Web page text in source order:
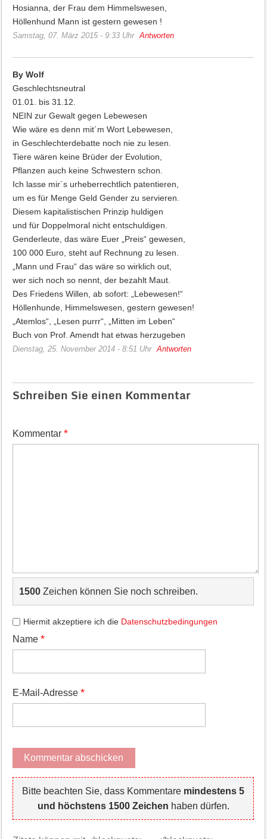
Hosianna, der Frau dem Himmelswesen,
Höllenhund Mann ist gestern gewesen !
Samstag, 07. März 2015 - 9:33 Uhr Antworten
By Wolf
Geschlechtsneutral
01.01. bis 31.12.
NEIN zur Gewalt gegen Lebewesen
Wie wäre es denn mit´m Wort Lebewesen,
in Geschlechterdebatte noch nie zu lesen.
Tiere wären keine Brüder der Evolution,
Pflanzen auch keine Schwestern schon.
Ich lasse mir´s urheberrechtlich patentieren,
um es für Menge Geld Gender zu servieren.
Diesem kapitalistischen Prinzip huldigen
und für Doppelmoral nicht entschuldigen.
Genderleute, das wäre Euer „Preis“ gewesen,
100 000 Euro, steht auf Rechnung zu lesen.
„Mann und Frau“ das wäre so wirklich out,
wer sich noch so nennt, der bezahlt Maut.
Des Friedens Willen, ab sofort: „Lebewesen!“
Höllenhunde, Himmelswesen, gestern gewesen!
„Atemlos“, „Lesen purrr“, „Mitten im Leben“
Buch von Prof. Amendt hat etwas herzugeben
Dienstag, 25. November 2014 - 8:51 Uhr Antworten
Schreiben Sie einen Kommentar
Kommentar *
1500Zeichen können Sie noch schreiben.
Hiermit akzeptiere ich die Datenschutzbedingungen
Name *
E-Mail-Adresse *
Bitte beachten Sie, dass Kommentare mindestens 5
und höchstens 1500 Zeichen haben dürfen.